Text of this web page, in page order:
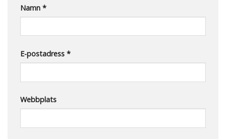
Namn *
E-postadress *
Webbplats